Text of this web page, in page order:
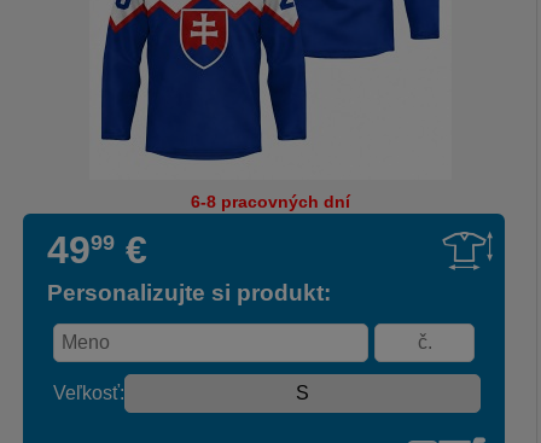
6-8 pracovných dní
4999 €
Personalizujte si produkt:
Veľkosť: